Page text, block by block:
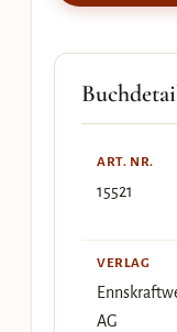
ART. NR.
15521
VERLAG
AG